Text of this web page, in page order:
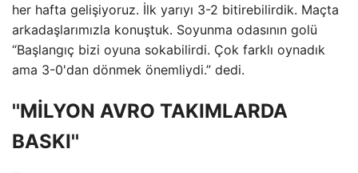
her hafta gelişiyoruz. İlk yarıyı 3-2 bitirebilirdik. Maçta
arkadaşlarımızla konuştuk. Soyunma odasının golü
“Başlangıç ​​bizi oyuna sokabilirdi. Çok farklı oynadık
ama 3-0'dan dönmek önemliydi.” dedi.
''MİLYON AVRO TAKIMLARDA
BASKI''